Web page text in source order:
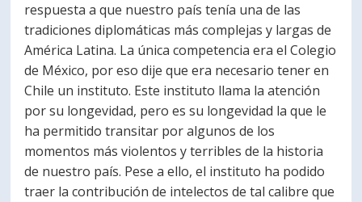
respuesta a que nuestro país tenía una de las
tradiciones diplomáticas más complejas y largas de
América Latina. La única competencia era el Colegio
de México, por eso dije que era necesario tener en
Chile un instituto. Este instituto llama la atención
por su longevidad, pero es su longevidad la que le
ha permitido transitar por algunos de los
momentos más violentos y terribles de la historia
de nuestro país. Pese a ello, el instituto ha podido
traer la contribución de intelectos de tal calibre que